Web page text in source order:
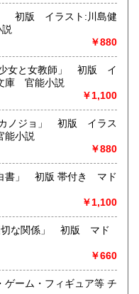
閉店、年始は3日正午よ
専用ページでお問い合
おります。
信メールに、さらに詳
す。ご安心ください。
の他）
や映画・マンガ等
初版 イラスト:川島健
￥880
少女と女教師」 初版 イ
庫 官能小説
￥1,100
カノジョ」 初版 イラス
小説
￥880
書」 初版 帯付き マド
￥1,100
切な関係」 初版 マド
￥660
ゲーム・フィギュア等 チ